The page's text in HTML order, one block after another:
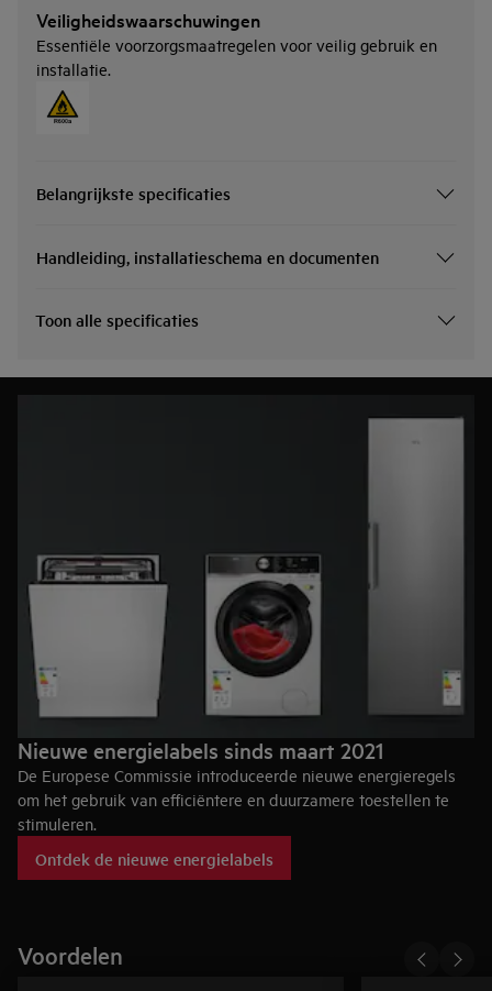
Veiligheidswaarschuwingen
Essentiële voorzorgsmaatregelen voor veilig gebruik en
installatie.
Belangrijkste specificaties
Handleiding, installatieschema en documenten
Toon alle specificaties
Nieuwe energielabels sinds maart 2021
De Europese Commissie introduceerde nieuwe energieregels
om het gebruik van efficiëntere en duurzamere toestellen te
stimuleren.
gekocht blijft wel hetzelfde. Alleen de beoordeling verandert
Ontdek de nieuwe energielabels
Voordelen